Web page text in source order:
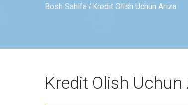
Bosh Sahifa / Kredit Olish Uchun Ariza
Kredit Olish Uchun